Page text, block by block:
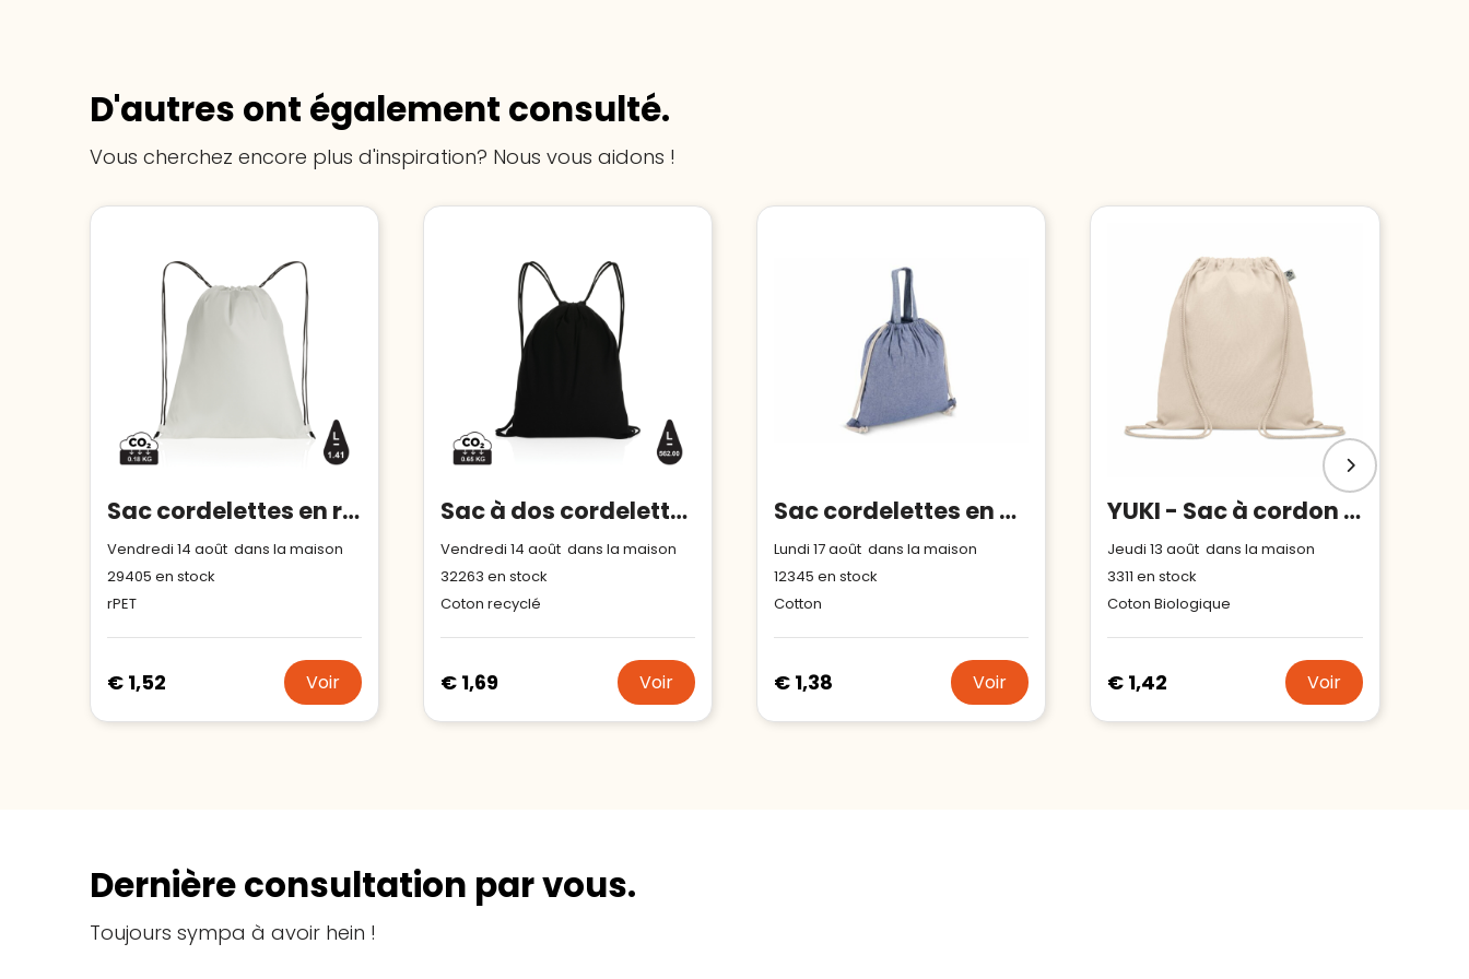
D'autres ont également consulté.
Vous cherchez encore plus d'inspiration? Nous vous aidons !
Sac cordelettes en rPET 190T Impact AWARE™
Vendredi 14 août dans la maison
29405 en stock
rPET
€ 1,52 Voir
Sac à dos cordelettes en coton recyclé 145 gr Impact AWARE™
Vendredi 14 août dans la maison
32263 en stock
Coton recyclé
€ 1,69 Voir
Sac cordelettes en coton recyclé 38x42cm
Lundi 17 août dans la maison
12345 en stock
Cotton
€ 1,38 Voir
YUKI - Sac à cordon en coton organique
Jeudi 13 août dans la maison
3311 en stock
Coton Biologique
€ 1,42 Voir
Dernière consultation par vous.
Toujours sympa à avoir hein !